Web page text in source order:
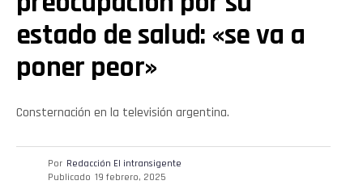
estado de salud: «se va a
poner peor»
Consternación en la televisión argentina.
Por Redacción El intransigente
Publicado 19 febrero, 2025